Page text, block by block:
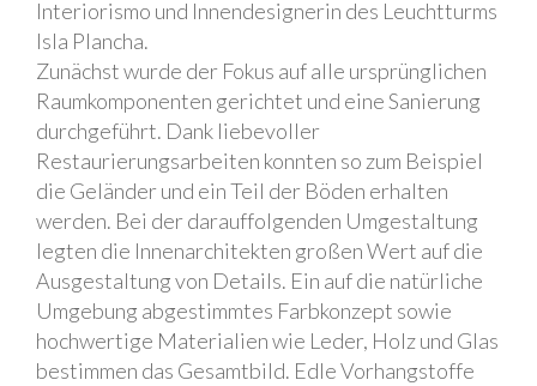
Interiorismo und Innendesignerin des Leuchtturms
Isla Plancha.
Zunächst wurde der Fokus auf alle ursprünglichen
Raumkomponenten gerichtet und eine Sanierung
durchgeführt. Dank liebevoller
Restaurierungsarbeiten konnten so zum Beispiel
die Geländer und ein Teil der Böden erhalten
werden. Bei der darauffolgenden Umgestaltung
legten die Innenarchitekten großen Wert auf die
Ausgestaltung von Details. Ein auf die natürliche
Umgebung abgestimmtes Farbkonzept sowie
hochwertige Materialien wie Leder, Holz und Glas
bestimmen das Gesamtbild. Edle Vorhangstoffe